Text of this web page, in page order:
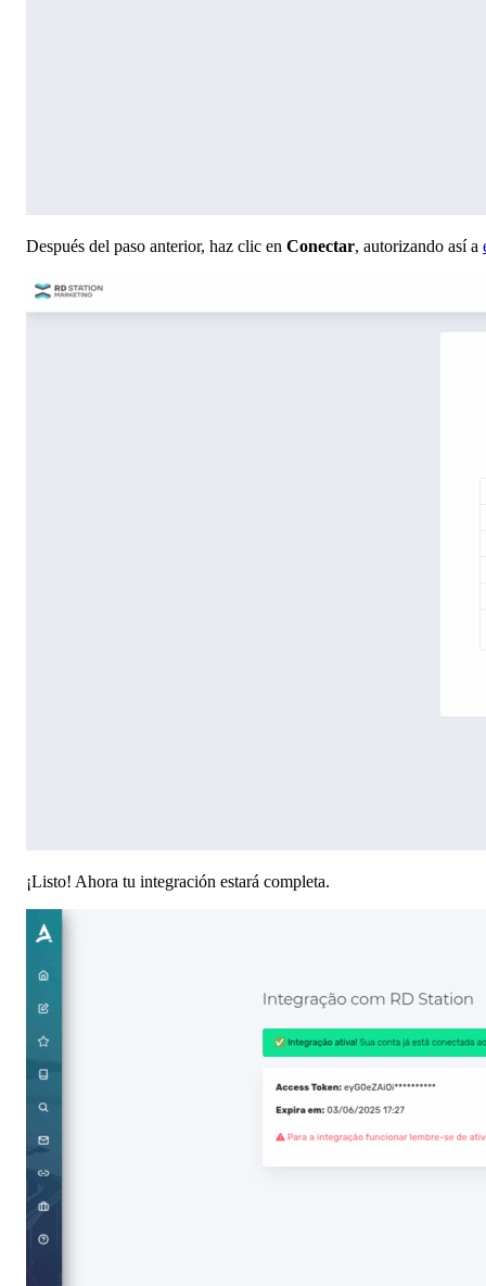
Después del paso anterior, haz clic en Conectar, autorizando así a
¡Listo! Ahora tu integración estará completa.